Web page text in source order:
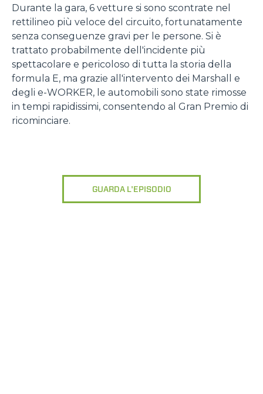
Durante la gara, 6 vetture si sono scontrate nel
rettilineo più veloce del circuito, fortunatamente
senza conseguenze gravi per le persone. Si è
trattato probabilmente dell'incidente più
spettacolare e pericoloso di tutta la storia della
formula E, ma grazie all'intervento dei Marshall e
degli e-WORKER, le automobili sono state rimosse
in tempi rapidissimi, consentendo al Gran Premio di
ricominciare.
GUARDA L'EPISODIO